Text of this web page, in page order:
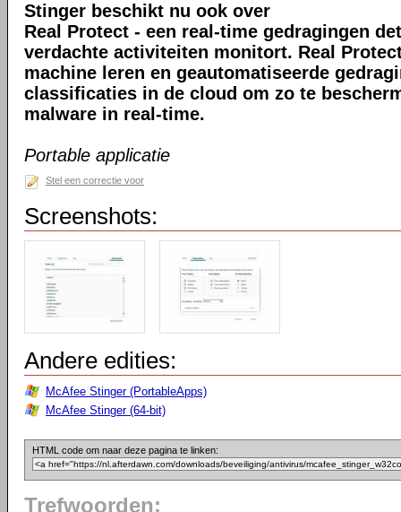
Stinger beschikt nu ook over
Real Protect - een real-time gedragingen
verdachte activiteiten monitort. Real
machine leren en geautomatiseerde
classificaties in de cloud om zo te
malware in real-time.
Portable applicatie
Stel een correctie voor
Screenshots:
Andere edities:
McAfee Stinger (PortableApps)
McAfee Stinger (64-bit)
HTML code om naar deze pagina te linken:
Trefwoorden: